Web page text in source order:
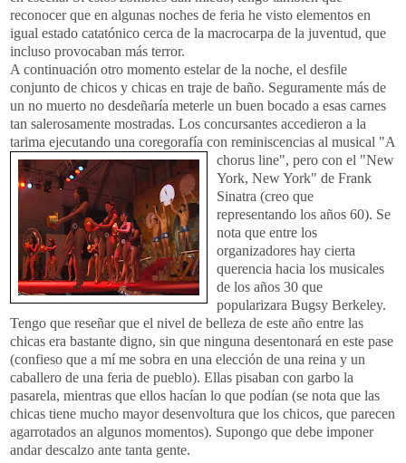
reconocer que en algunas noches de feria he visto elementos en
igual estado catatónico cerca de la macrocarpa de la juventud, que
incluso provocaban más terror.
A continuación otro momento estelar de la noche, el desfile
conjunto de chicos y chicas en traje de baño. Seguramente más de
un no muerto no desdeñaría meterle un buen bocado a esas carnes
tan salerosamente mostradas. Los concursantes accedieron a la
tarima ejecutando una coregorafía con reminiscencias al musical "A
chorus line", pero con el "New
York, New York" de Frank
Sinatra (creo que
representando los años 60). Se
nota que entre los
organizadores hay cierta
querencia hacia los musicales
de los años 30 que
popularizara Bugsy Berkeley.
Tengo que reseñar que el nivel de belleza de este año entre las
chicas era bastante digno, sin que ninguna desentonará en este pase
(confieso que a mí me sobra en una elección de una reina y un
caballero de una feria de pueblo). Ellas pisaban con garbo la
pasarela, mientras que ellos hacían lo que podían (se nota que las
chicas tiene mucho mayor desenvoltura que los chicos, que parecen
agarrotados an algunos momentos). Supongo que debe imponer
andar descalzo ante tanta gente.